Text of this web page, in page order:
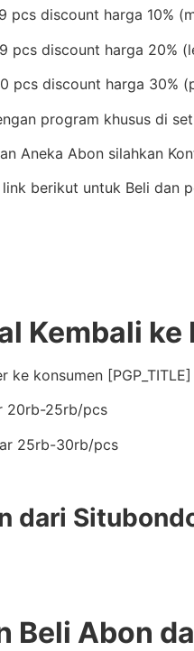
pcs discount harga 10%
pcs discount harga 20%
pcs discount harga 30%
program khusus di
Aneka Abon silahkan
berikut untuk Beli dan
Kembali ke
ke konsumen [PGP_TITLE]
20rb-25rb/pcs
25rb-30rb/pcs
dari
Beli Abon